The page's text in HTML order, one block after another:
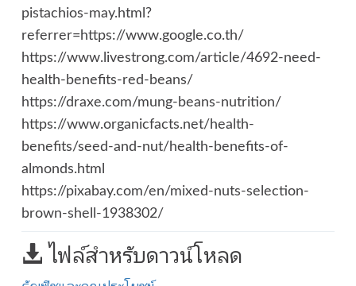
pistachios-may.html?
referrer=https://www.google.co.th/
https://www.livestrong.com/article/4692-need-
health-benefits-red-beans/
https://draxe.com/mung-beans-nutrition/
https://www.organicfacts.net/health-
benefits/seed-and-nut/health-benefits-of-
almonds.html
https://pixabay.com/en/mixed-nuts-selection-
brown-shell-1938302/
ไฟล์สำหรับดาวน์โหลด